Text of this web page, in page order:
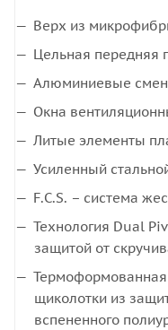
Верх из
Цельная передняя
Алюминиевые
Окна
Литые элементы
Усиленный
F.C.S. – система
Технология Dual
защитой от
щиколотки из
вспененного